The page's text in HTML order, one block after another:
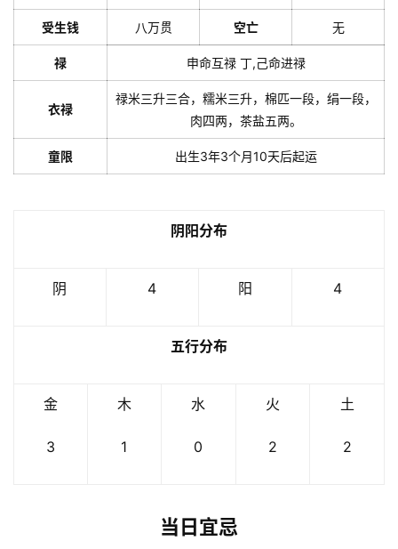
受生钱 八万贯 空亡 无
禄 申命互禄 丁,己命进禄
衣禄
禄米三升三合，糯米三升，棉匹一段，绢一段，
肉四两，茶盐五两。
童限 出生3年3个月10天后起运
阴阳分布
阴 4 阳 4
五行分布
金
3
木
1
水
0
火
2
土
2
当日宜忌